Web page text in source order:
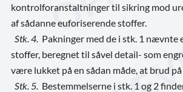
kontrolforanstaltninger til sikring mod
af sådanne euforiserende stoffer.
Stk. 4. Pakninger med de i stk. 1 nævnte
stoffer, beregnet til såvel detail- som
være lukket på en sådan måde, at brud på
Stk. 5. Bestemmelserne i stk. 1 og 2